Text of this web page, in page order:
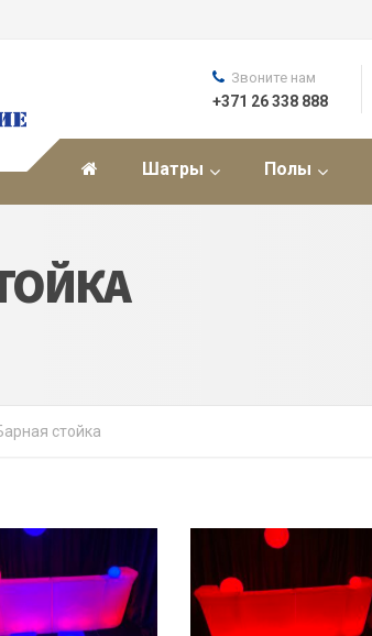
Шатры Полы
Звоните нам
+371 26 338 888
Барная стойка